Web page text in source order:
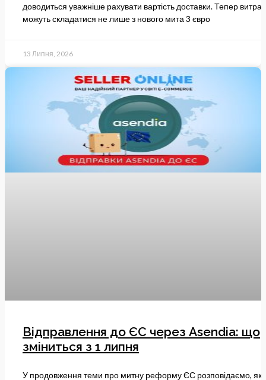
доводиться уважніше рахувати вартість доставки. Тепер
можуть складатися не лише з нового мита 3 євро
13 Липня, 2026
Відправлення до ЄС через Asendia: що
зміниться з 1 липня
У продовження теми про митну реформу ЄС розповідаємо, як